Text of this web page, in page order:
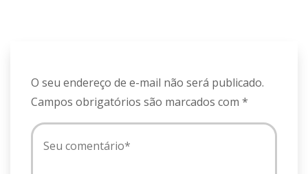
O seu endereço de e-mail não será publicado.
Campos obrigatórios são marcados com *